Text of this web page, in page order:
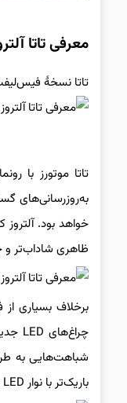
معرفی تاتا آلتروز 2025، هاچ‌بک اقتصادی با قیمت 8
تاتا نسخهٔ فیس‌لیفت هاچ‌بک
ظاهری شاداب‌تر و
شباهت‌هایی به
باریک‌تر با نوار LED سراسری همراه با سپری با روکش پلاستیکی، به این هاچ‌بک جلوه‌ای تهاجمی‌تر داده‌اند.